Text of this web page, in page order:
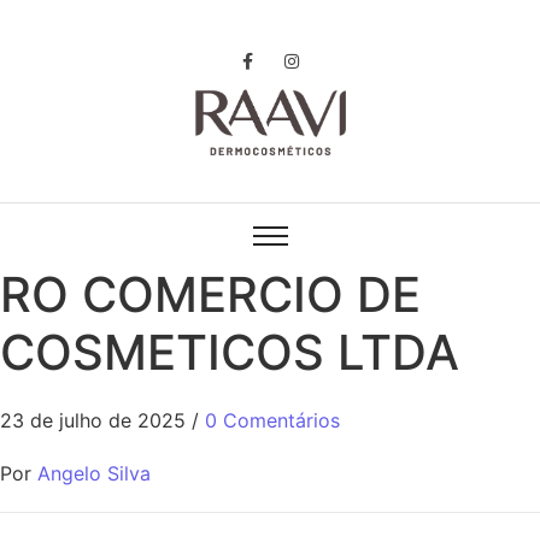
RO COMERCIO DE
COSMETICOS LTDA
23 de julho de 2025 / 0 Comentários
Por Angelo Silva